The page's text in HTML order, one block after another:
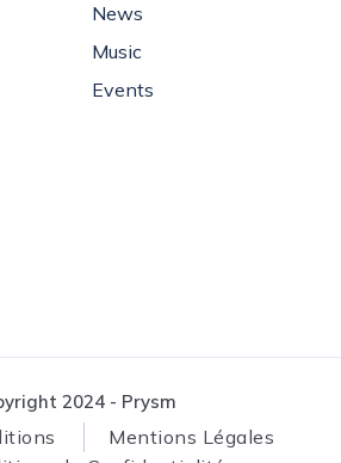
News
Music
Events
2024 - Prysm
Mentions Légales